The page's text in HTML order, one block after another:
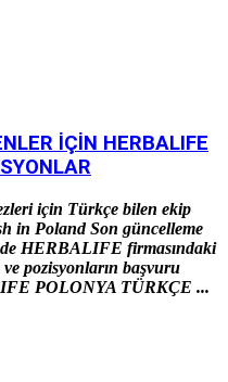
İÇİN HERBALIFE
için Türkçe bilen ekip
in Poland Son güncelleme
HERBALIFE firmasındaki
ve pozisyonların başvuru
POLONYA TÜRKÇE ...